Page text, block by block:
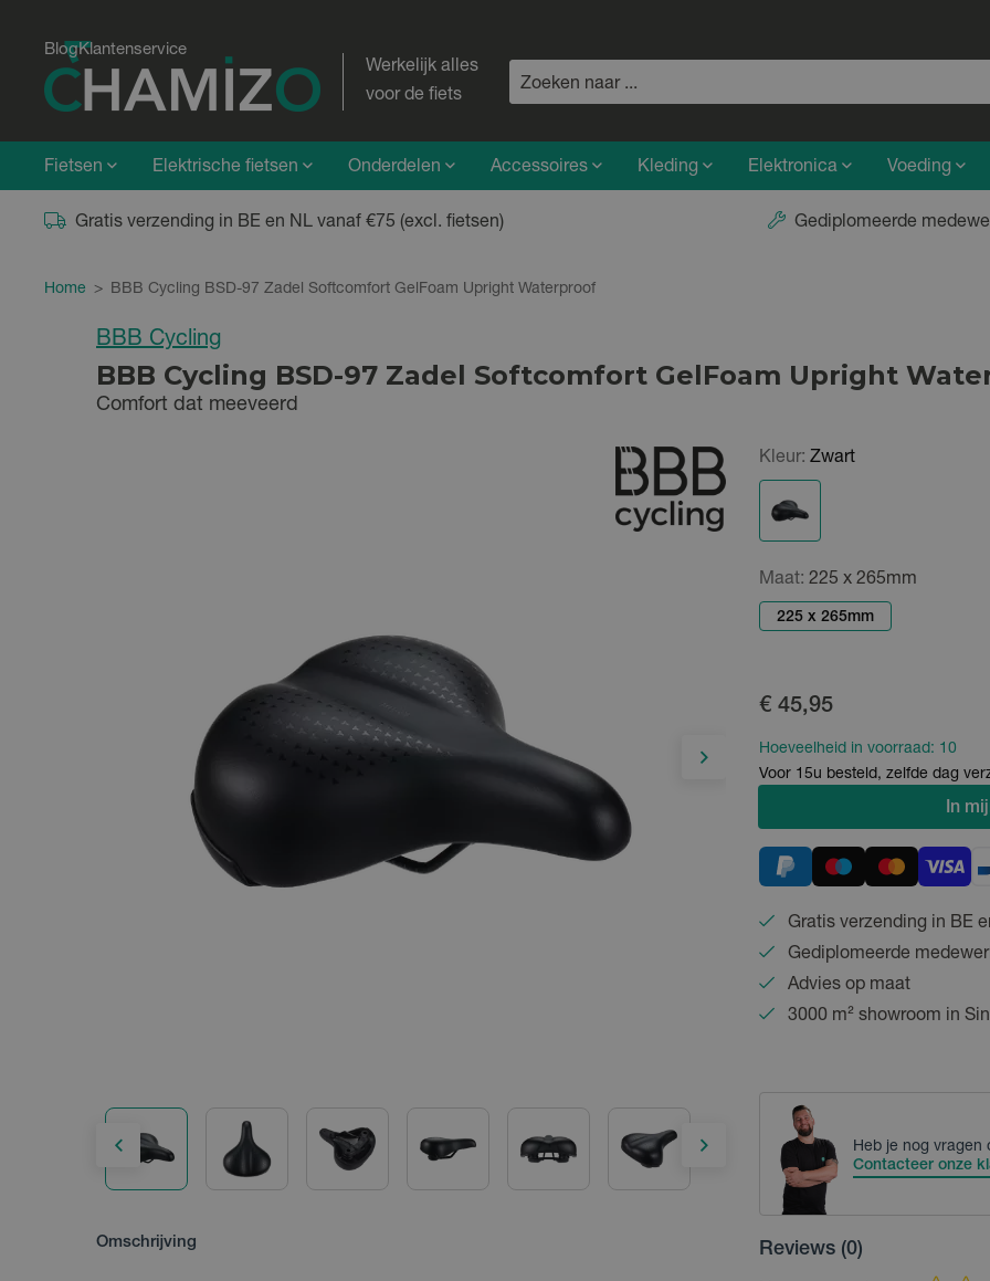
BlogKlantenservice
Werkelijk alles
voor de fiets
Fietsen Elektrische fietsen Onderdelen Accessoires Kleding Elektronica Voeding
Gratis verzending in BE en NL vanaf €75 (excl. fietsen) Gediplomeerde
Home > BBB Cycling BSD-97 Zadel Softcomfort GelFoam Upright Waterproof
BBB Cycling
BBB Cycling BSD-97 Zadel Softcomfort GelFoam Upright
Comfort dat meeveerd
Omschrijving
Kleur: Zwart
Maat: 225 x 265mm
225 x 265mm
€ 45,95
Hoeveelheid in voorraad: 10
Voor 15u besteld, zelfde dag
In
Gratis verzending in BE
Gediplomeerde
Advies op maat
3000 m² showroom in
Heb je nog vragen
Contacteer onze
Reviews (0)